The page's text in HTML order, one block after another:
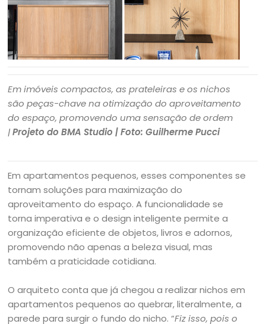
Em imóveis compactos, as prateleiras e os nichos
são peças-chave na otimização do aproveitamento
do espaço, promovendo uma sensação de ordem
|Projeto do BMA Studio | Foto: Guilherme Pucci
Em apartamentos pequenos, esses componentes se
tornam soluções para maximização do
aproveitamento do espaço. A funcionalidade se
torna imperativa e o design inteligente permite a
organização eficiente de objetos, livros e adornos,
promovendo não apenas a beleza visual, mas
também a praticidade cotidiana.
O arquiteto conta que já chegou a realizar nichos em
apartamentos pequenos ao quebrar, literalmente, a
parede para surgir o fundo do nicho. “Fiz isso, pois o